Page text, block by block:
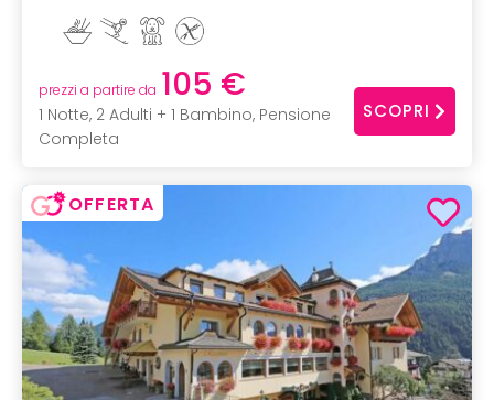
prezzi a partire da 105 €
1 Notte, 2 Adulti + 1 Bambino, Pensione
Completa
SCOPRI
OFFERTA